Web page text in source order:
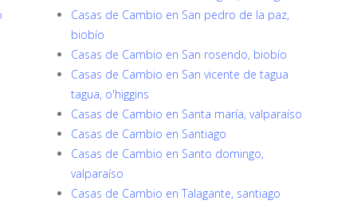
Casas de Cambio en San pedro de la paz,
biobío
Casas de Cambio en San rosendo, biobío
Casas de Cambio en San vicente de tagua
tagua, o'higgins
Casas de Cambio en Santa maría, valparaíso
Casas de Cambio en Santiago
Casas de Cambio en Santo domingo,
valparaíso
Casas de Cambio en Talagante, santiago